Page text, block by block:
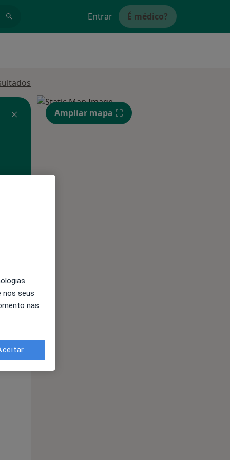
Entrar É médico?
Segunda-feira Ter,
Ampliar mapa
nos seus
nas